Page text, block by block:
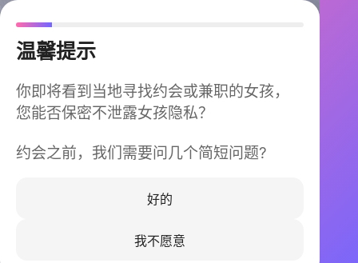
温馨提示
你即将看到当地寻找约会或兼职的女孩，
您能否保密不泄露女孩隐私？
约会之前，我们需要问几个简短问题?
好的
我不愿意
今晚不再孤单
同城快速匹配，马上认识身边的TA
立即下载